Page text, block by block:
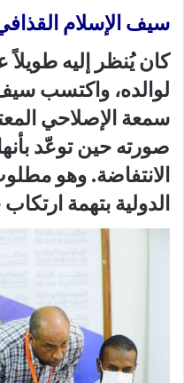
سيف الإسلام
كان يُنظر إليه طويلاً
سمعة الإصلاحي
صورته حين توعّد
الانتفاضة. وهو
الدولية بتهمة